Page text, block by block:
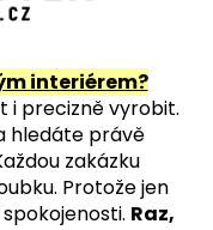
interiérem?
i precizně vyrobit.
hledáte právě
zakázku
Protože jen
Raz,